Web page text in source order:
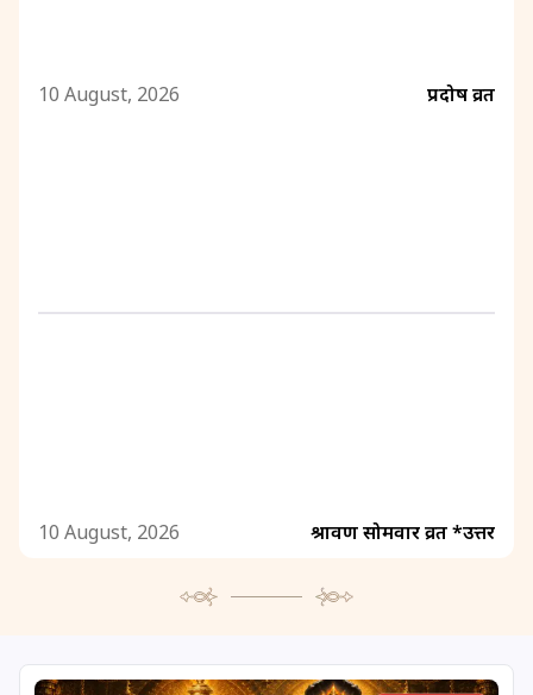
10 August, 2026 प्रदोष व्रत
10 August, 2026 श्रावण सोमवार व्रत *उत्तर